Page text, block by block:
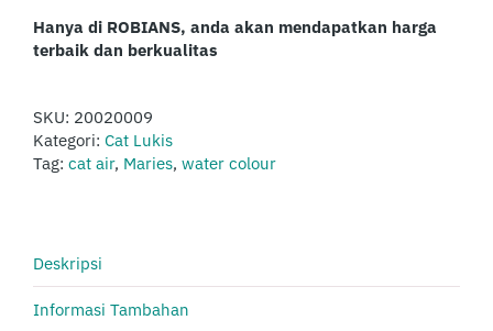
Hanya di ROBIANS, anda akan mendapatkan harga
terbaik dan berkualitas
SKU: 20020009
Kategori: Cat Lukis
Tag: cat air, Maries, water colour
Deskripsi
Informasi Tambahan